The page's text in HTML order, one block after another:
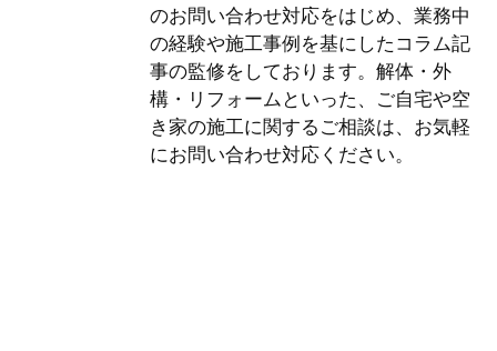
のお問い合わせ対応をはじめ、業務中
の経験や施工事例を基にしたコラム記
事の監修をしております。解体・外
構・リフォームといった、ご自宅や空
き家の施工に関するご相談は、お気軽
にお問い合わせ対応ください。